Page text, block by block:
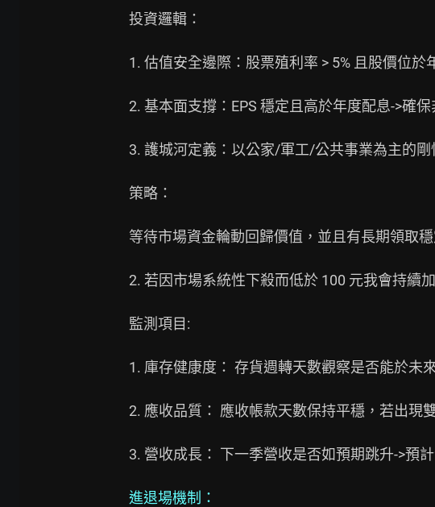
投資邏輯：
1. 估值安全邊際：股票殖利率 > 5% 且股價位於
2. 基本面支撐：EPS 穩定且高於年度配息->確
3. 護城河定義：以公家/軍工/公共事業為主的
策略：
等待市場資金輪動回歸價值，並且有長期領取
2. 若因市場系統性下殺而低於 100 元我會持續
監測項目:
1. 庫存健康度： 存貨週轉天數觀察是否能於未
2. 應收品質： 應收帳款天數保持平穩，若出現
3. 營收成長： 下一季營收是否如預期跳升->預
進退場機制：